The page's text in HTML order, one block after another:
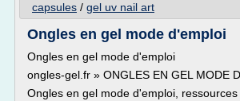
capsules / gel uv nail art
Ongles en gel mode d'emploi
Ongles en gel mode d'emploi
ongles-gel.fr » ONGLES EN GEL MODE
Ongles en gel mode d'emploi,